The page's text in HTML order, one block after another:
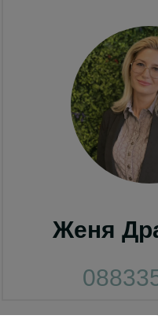
Женя